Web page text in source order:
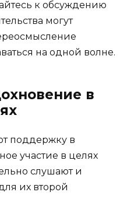
к обсуждению
могут
на одной волне.
в
поддержку в
участие в целях
слушают и
их второй